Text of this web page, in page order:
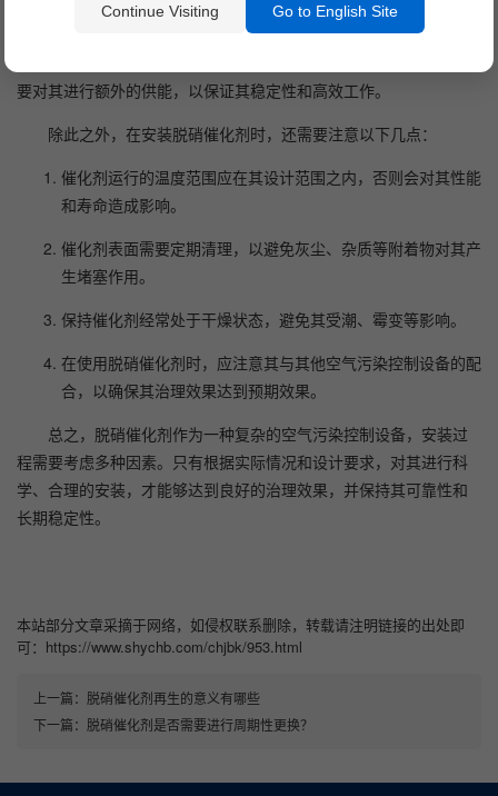
提供必要的动力。一般而言，脱硝催化剂需要与其他控制设备相
连，以保证其正常运行。在选择控制设备时，必须考虑到其与催化
要对其进行额外的供能，以保证其稳定性和高效工作。
除此之外，在安装脱硝催化剂时，还需要注意以下几点：
催化剂运行的温度范围应在其设计范围之内，否则会对其性能
和寿命造成影响。
催化剂表面需要定期清理，以避免灰尘、杂质等附着物对其产
生堵塞作用。
保持催化剂经常处于干燥状态，避免其受潮、霉变等影响。
在使用脱硝催化剂时，应注意其与其他空气污染控制设备的配
合，以确保其治理效果达到预期效果。
总之，脱硝催化剂作为一种复杂的空气污染控制设备，安装过
程需要考虑多种因素。只有根据实际情况和设计要求，对其进行科
学、合理的安装，才能够达到良好的治理效果，并保持其可靠性和
长期稳定性。
本站部分文章采摘于网络，如侵权联系删除，转载请注明链接的出处即
可：https://www.shychb.com/chjbk/953.html
上一篇： 脱硝催化剂再生的意义有哪些
下一篇： 脱硝催化剂是否需要进行周期性更换？
Continue Visiting Go to English Site